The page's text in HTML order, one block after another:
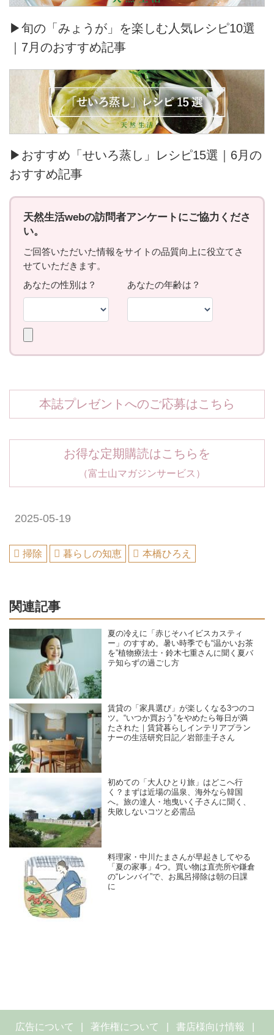
▶旬の「みょうが」を楽しむ人気レシピ10選
｜7月のおすすめ記事
▶おすすめ「せいろ蒸し」レシピ15選｜6月の
おすすめ記事
本誌プレゼントへのご応募はこちら
お得な定期購読はこちらを
（富士山マガジンサービス）
2025-05-19
掃除 暮らしの知恵 本橋ひろえ
関連記事
夏の冷えに「赤じそハイビスカスティ
ー」のすすめ。暑い時季でも“温かいお茶
を”植物療法士・鈴木七重さんに聞く夏バ
テ知らずの過ごし方
賃貸の「家具選び」が楽しくなる3つのコ
ツ。“いつか買おう”をやめたら毎日が満
たされた｜賃貸暮らしインテリアプラン
ナーの生活研究日記／岩部圭子さん
初めての「大人ひとり旅」はどこへ行
く？まずは近場の温泉、海外なら韓国
へ。旅の達人・地曳いく子さんに聞く、
失敗しないコツと必需品
料理家・中川たまさんが早起きしてやる
「夏の家事」4つ。買い物は直売所や鎌倉
の“レンバイ”で、お風呂掃除は朝の日課
に
広告について 著作権について 書店様向け情報